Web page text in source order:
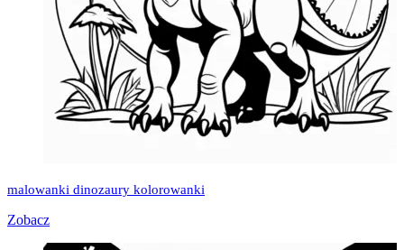
malowanki dinozaury kolorowanki
Zobacz